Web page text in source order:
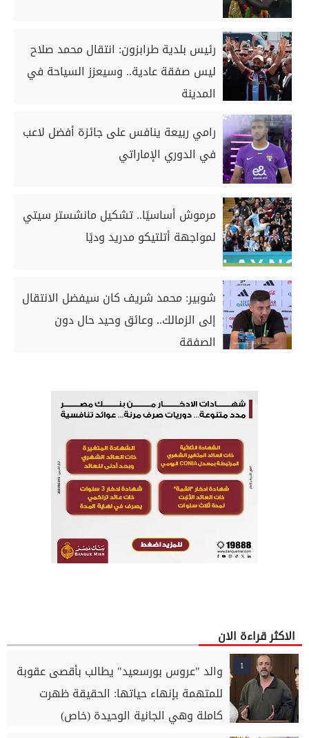
رئيس بلدية طرابزون: انتقال محمد صلاح
ليس صفقة عادية.. وسيعزز السياحة في
المدينة
رامي ربيعة ينافس على جائزة أفضل لاعب
في الدوري الإماراتي
مرموش أساسيًا.. تشكيل مانشستر سيتي
لمواجهة أتلتيكو مدريد وديًا
شوبير: محمد شريف كان سيفضل الانتقال
إلى الزمالك.. وعائق وحيد حال دون
الصفقة
الاكثر قراءة الان
1
والد "عروس بورسعيد" يطالب بأقصى عقوبة
للمتهمة بإنهاء حياتها: الحقيقة ظهرت
كاملة وهي الجانية الوحيدة (خاص)